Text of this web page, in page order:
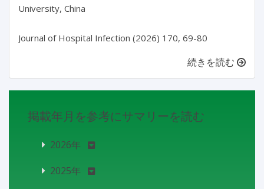
University, China
続きを読む
掲載年月を参考にサマリーを読む
2026年
2025年